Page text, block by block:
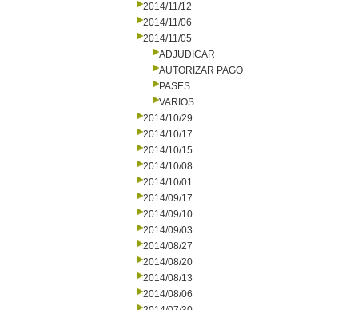
2014/11/12
2014/11/06
2014/11/05
ADJUDICAR
AUTORIZAR PAGO
PASES
VARIOS
2014/10/29
2014/10/17
2014/10/15
2014/10/08
2014/10/01
2014/09/17
2014/09/10
2014/09/03
2014/08/27
2014/08/20
2014/08/13
2014/08/06